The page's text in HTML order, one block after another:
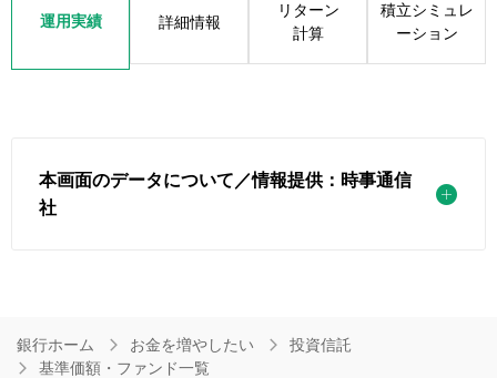
運用実績 詳細情報
リターン
計算
積立シミュレ
ーション
本画面のデータについて／情報提供：時事通信
社
銀行ホーム お金を増やしたい
投資信託
基準価額・ファンド一覧